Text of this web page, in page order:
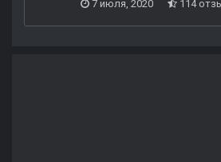
7 июля, 2020 114